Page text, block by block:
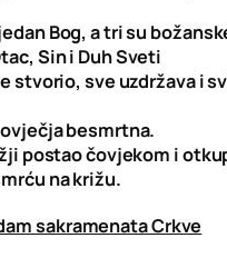
Bog, a tri su
Sin i Duh Sveti
stvorio, sve uzdržava i
besmrtna.
postao čovjekom i
na križu.
sakramenata Crkve